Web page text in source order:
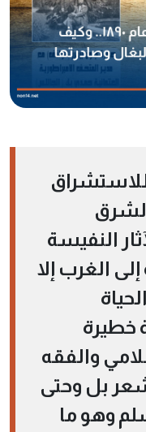
للاستشراق
النفيسة
الغرب إلا
خطيرة
والفقه
بل وحتى
وهو ما